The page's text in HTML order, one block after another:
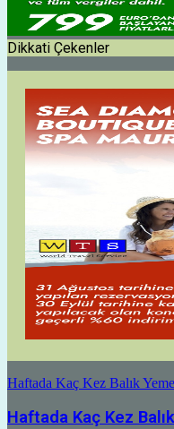
Dikkati Çekenler
Haftada Kaç Kez Balık
Haftada Kaç Kez